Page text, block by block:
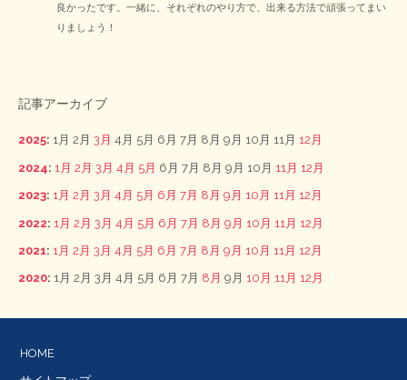
良かったです。一緒に、それぞれのやり方で、出来る方法で頑張ってまい
りましょう！
記事アーカイブ
2025: 1月 2月 3月 4月 5月 6月 7月 8月 9月 10月 11月 12月
2024: 1月 2月 3月 4月 5月 6月 7月 8月 9月 10月 11月 12月
2023: 1月 2月 3月 4月 5月 6月 7月 8月 9月 10月 11月 12月
2022: 1月 2月 3月 4月 5月 6月 7月 8月 9月 10月 11月 12月
2021: 1月 2月 3月 4月 5月 6月 7月 8月 9月 10月 11月 12月
2020: 1月 2月 3月 4月 5月 6月 7月 8月 9月 10月 11月 12月
HOME